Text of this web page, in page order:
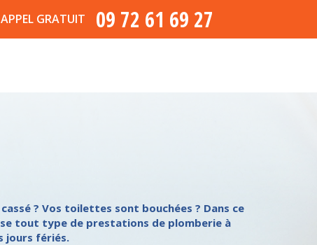
APPEL GRATUIT 09 72 61 69 27
? Vos toilettes sont bouchées ? Dans ce
tout type de prestations de plomberie à
jours fériés.